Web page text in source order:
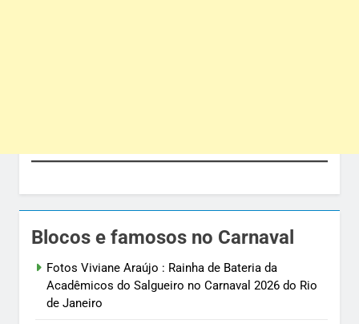
Blocos e famosos no Carnaval
Fotos Viviane Araújo : Rainha de Bateria da
Acadêmicos do Salgueiro no Carnaval 2026 do Rio
de Janeiro